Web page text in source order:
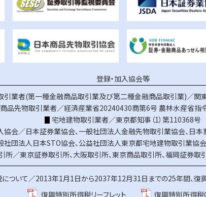
登録・加入協会等
引業者(第一種金融商品取引業及び第二種金融商品取引業)／関
商品先物取引業者／経済産業省20240430商第6号 農林水産省指
宅地建物取引業者／東京都知事（1）第110368号
協会／日本証券業協会、 一般社団法人金融先物取引業協会、 日本
社団法人日本STO協会、 公益社団法人東京都宅地建物取引業協会
所／東京証券取引所、大阪取引所、東京商品取引所、福岡証券取
ついて／2013年1月1日から2037年12月31日までの25年間、復
復興特別所得税リーフレット
復興特別所得税